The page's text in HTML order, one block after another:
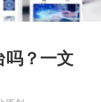
吗？一文